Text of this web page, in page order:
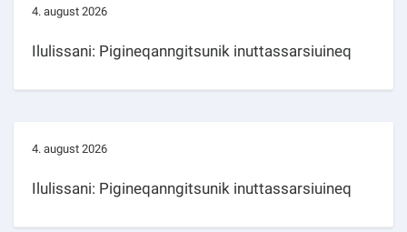
4. august 2026
Ilulissani: Pigineqanngitsunik inuttassarsiuineq
4. august 2026
Ilulissani: Pigineqanngitsunik inuttassarsiuineq